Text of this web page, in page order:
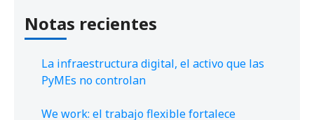
Notas recientes
La infraestructura digital, el activo que las
PyMEs no controlan
We work: el trabajo flexible fortalece